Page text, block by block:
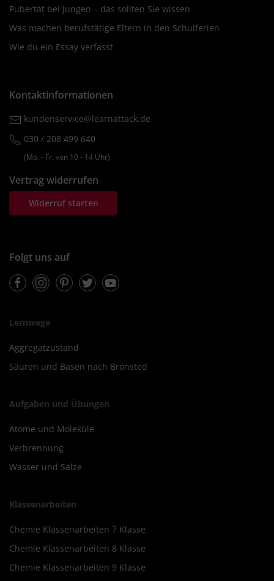
Pubertät bei Jungen – das sollten Sie wissen
Was machen berufstätige Eltern in den Schulferien
Wie du ein Essay verfasst
Kontaktinformationen
kundenservice@learnattack.de
030 / 208 499 640
(Mo. ‐ Fr. von 10 ‐ 14 Uhr)
Vertrag widerrufen
Widerruf starten
Folgt uns auf
FacebookInstagramPinterestTwitterYoutube
Lernwege
Aggregatzustand
Säuren und Basen nach Brönsted
Aufgaben und Übungen
Atome und Moleküle
Verbrennung
Wasser und Salze
Klassenarbeiten
Chemie Klassenarbeiten 7 Klasse
Chemie Klassenarbeiten 8 Klasse
Chemie Klassenarbeiten 9 Klasse